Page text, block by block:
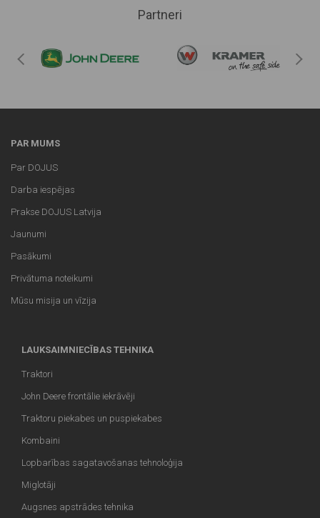
Partneri
PAR MUMS
Par DOJUS
Darba iespējas
Prakse DOJUS Latvija
Jaunumi
Pasākumi
Privātuma noteikumi
Mūsu misija un vīzija
LAUKSAIMNIECĪBAS TEHNIKA
Traktori
John Deere frontālie iekrāvēji
Traktoru piekabes un puspiekabes
Kombaini
Lopbarības sagatavošanas tehnoloģija
Miglotāji
Augsnes apstrādes tehnika